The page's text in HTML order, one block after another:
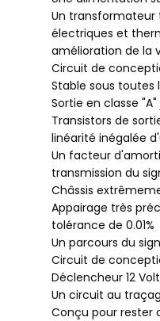
Un transformateur
électriques et
amélioration de la
Circuit de
Stable sous
Sortie en classe
Transistors de
linéarité inégalée
Un facteur
transmission du
Châssis
Appairage très
tolérance de 0.01%
Un parcours du
Circuit de
Déclencheur 12
Un circuit au
Conçu pour rester